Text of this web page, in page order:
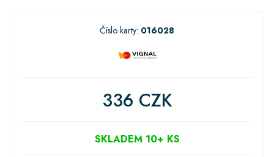
Číslo karty: 016028
336 CZK
SKLADEM 10+ KS